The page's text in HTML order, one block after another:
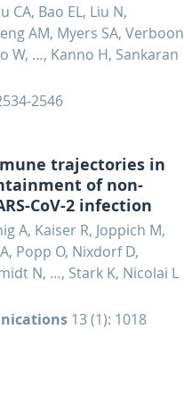
CA, Bao EL, Liu N,
AM, Myers SA, Verboon
W, …, Kanno H, Sankaran
2546
trajectories in
of non-
CoV-2 infection
A, Kaiser R, Joppich M,
Popp O, Nixdorf D,
N, …, Stark K, Nicolai L
13 (1): 1018